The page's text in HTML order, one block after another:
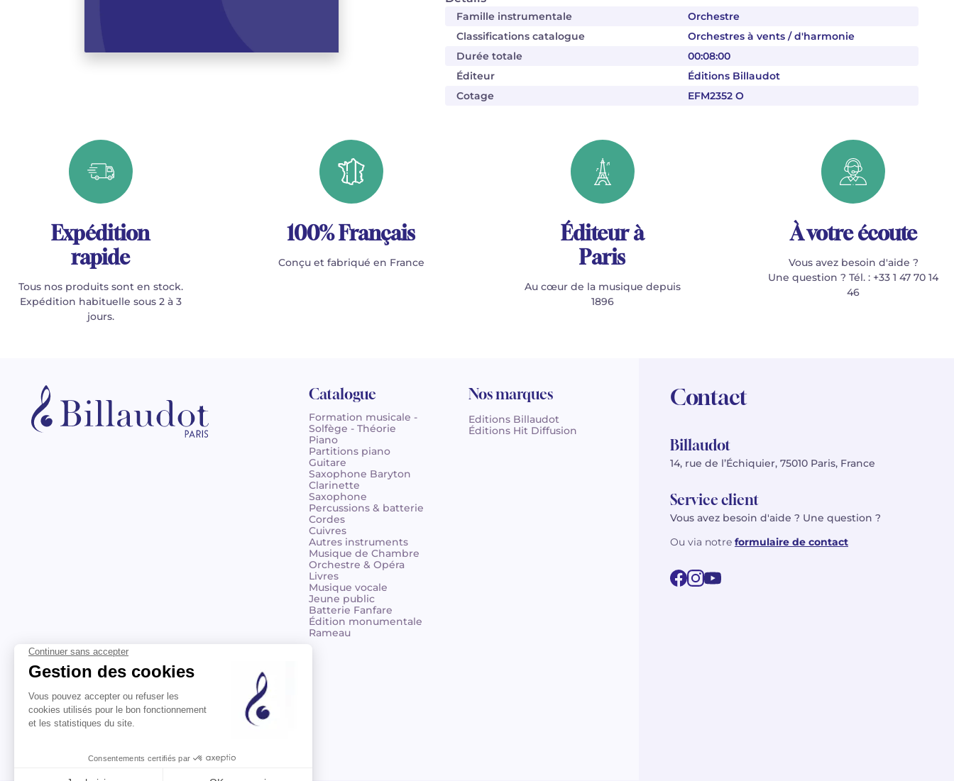
Famille instrumentale
Orchestre
Classifications catalogue
Orchestres à vents / d'harmonie
Durée totale
00:08:00
Éditeur
Éditions Billaudot
Cotage
EFM2352 O
Expédition
rapide
Tous nos produits sont en stock.
Expédition habituelle sous 2 à 3
jours.
100% Français
Conçu et fabriqué en France
Éditeur à
Paris
Au cœur de la musique depuis
1896
À votre écoute
Vous avez besoin d'aide ?
Une question ? Tél. : +33 1 47 70 14
46
Catalogue
Formation musicale -
Solfège - Théorie
Piano
Partitions piano
Guitare
Saxophone Baryton
Clarinette
Saxophone
Percussions & batterie
Cordes
Cuivres
Autres instruments
Musique de Chambre
Orchestre & Opéra
Livres
Musique vocale
Jeune public
Batterie Fanfare
Édition monumentale
Rameau
Nos marques
Editions Billaudot
Éditions Hit Diffusion
Contact
Billaudot
14, rue de l’Échiquier, 75010 Paris, France
Service client
Vous avez besoin d'aide ? Une question ?
Ou via notre formulaire de contact